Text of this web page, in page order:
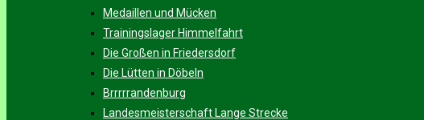
Medaillen und Mücken
Trainingslager Himmelfahrt
Die Großen in Friedersdorf
Die Lütten in Döbeln
Brrrrrandenburg
Landesmeisterschaft Lange Strecke